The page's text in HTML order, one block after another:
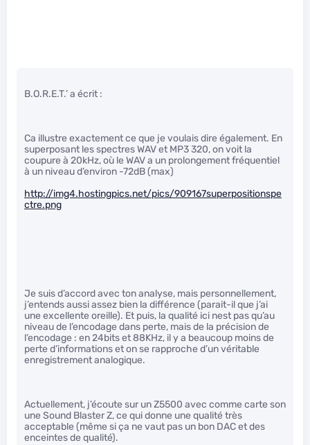
B.O.R.E.T.’ a écrit :
Ca illustre exactement ce que je voulais dire également. En
superposant les spectres WAV et MP3 320, on voit la
coupure à 20kHz, où le WAV a un prolongement fréquentiel
à un niveau d’environ -72dB (max)
http://img4.hostingpics.net/pics/909167superpositionspe
ctre.png
Je suis d’accord avec ton analyse, mais personnellement,
j’entends aussi assez bien la différence (parait-il que j’ai
une excellente oreille). Et puis, la qualité ici nest pas qu’au
niveau de l’encodage dans perte, mais de la précision de
l’encodage : en 24bits et 88KHz, il y a beaucoup moins de
perte d’informations et on se rapproche d’un véritable
enregistrement analogique.
Actuellement, j’écoute sur un Z5500 avec comme carte son
une Sound Blaster Z, ce qui donne une qualité très
acceptable (même si ça ne vaut pas un bon DAC et des
enceintes de qualité).